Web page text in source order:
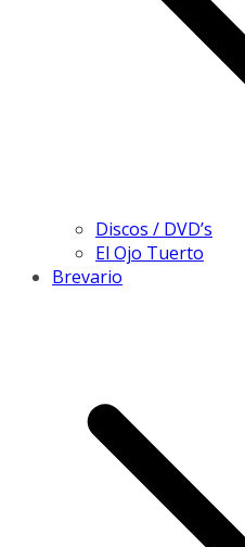
Discos / DVD’s
El Ojo Tuerto
Brevario